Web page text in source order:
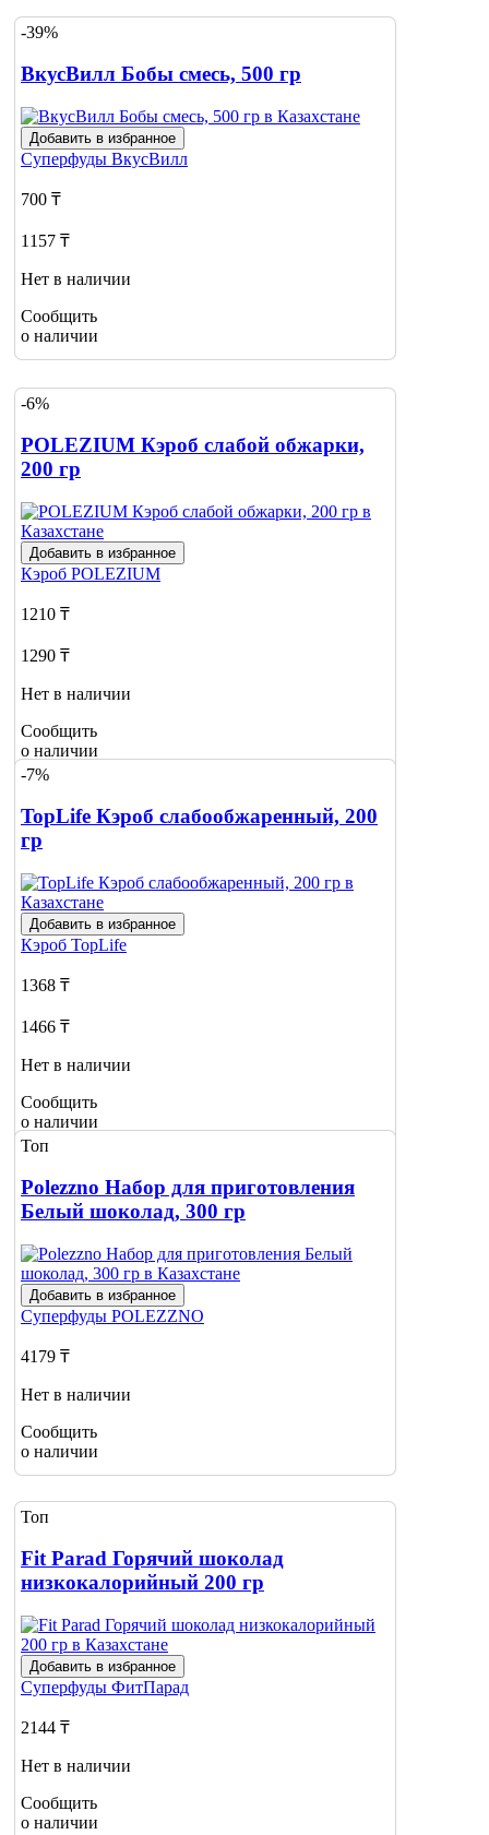
-39%
ВкусВилл Бобы смесь, 500 гр
Добавить в избранное
Суперфуды ВкусВилл
700 ₸
1157 ₸
Нет в наличии
Сообщить
о наличии
-6%
POLEZIUM Кэроб слабой обжарки,
200 гр
Добавить в избранное
Кэроб POLEZIUM
1210 ₸
1290 ₸
Нет в наличии
Сообщить
о наличии
-7%
TopLife Кэроб слабообжаренный, 200
гр
Добавить в избранное
Кэроб TopLife
1368 ₸
1466 ₸
Нет в наличии
Сообщить
о наличии
Топ
Polezzno Набор для приготовления
Белый шоколад, 300 гр
Добавить в избранное
Суперфуды POLEZZNO
4179 ₸
Нет в наличии
Сообщить
о наличии
Топ
Fit Parad Горячий шоколад
низкокалорийный 200 гр
Добавить в избранное
Суперфуды ФитПарад
2144 ₸
Нет в наличии
Сообщить
о наличии